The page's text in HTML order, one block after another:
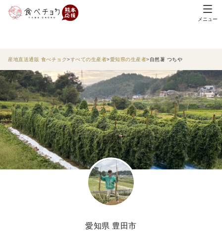
メニュー
産地直送通販 食べチョク すべての生産者 愛知県の生産者 自然薯 つちや
愛知県 豊田市